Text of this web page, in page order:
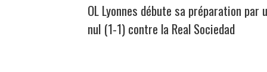
OL Lyonnes débute sa préparation par
nul (1-1) contre la Real Sociedad